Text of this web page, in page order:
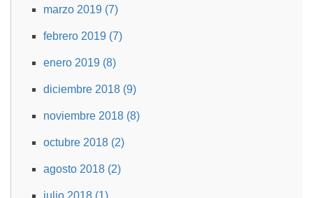
marzo 2019 (7)
febrero 2019 (7)
enero 2019 (8)
diciembre 2018 (9)
noviembre 2018 (8)
octubre 2018 (2)
agosto 2018 (2)
julio 2018 (1)